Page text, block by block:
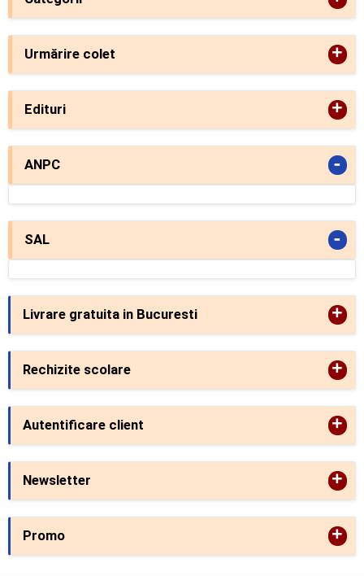
Urmărire colet +
Edituri +
ANPC -
SAL -
Livrare gratuita in Bucuresti +
Rechizite scolare +
Autentificare client +
Newsletter +
Promo +